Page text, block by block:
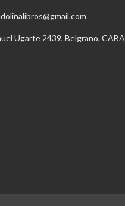
Ugarte 2439, Belgrano, CABA